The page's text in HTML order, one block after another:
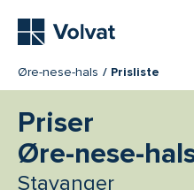
Øre-nese-hals Prisliste
Priser
Øre-nese-
Stavanger